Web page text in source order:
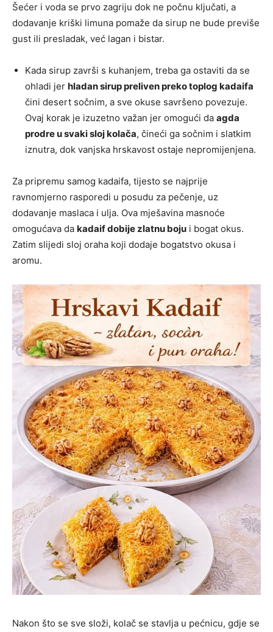
Šećer i voda se prvo zagriju dok ne počnu ključati, a
dodavanje kriški limuna pomaže da sirup ne bude previše
gust ili presladak, već lagan i bistar.
Kada sirup završi s kuhanjem, treba ga ostaviti da se
ohladi jer hladan sirup preliven preko toplog kadaifa
čini desert sočnim, a sve okuse savršeno povezuje.
Ovaj korak je izuzetno važan jer omogući da agda
prodre u svaki sloj kolača, čineći ga sočnim i slatkim
iznutra, dok vanjska hrskavost ostaje nepromijenjena.
Za pripremu samog kadaifa, tijesto se najprije
ravnomjerno rasporedi u posudu za pečenje, uz
dodavanje maslaca i ulja. Ova mješavina masnoće
omogućava da kadaif dobije zlatnu boju i bogat okus.
Zatim slijedi sloj oraha koji dodaje bogatstvo okusa i
aromu.
Nakon što se sve složi, kolač se stavlja u pećnicu, gdje se